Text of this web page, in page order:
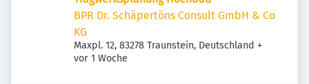
BPR Dr. Schäpertöns Consult GmbH & Co
KG
Maxpl. 12, 83278 Traunstein, Deutschland +
Veröffentlicht
vor 1 Woche